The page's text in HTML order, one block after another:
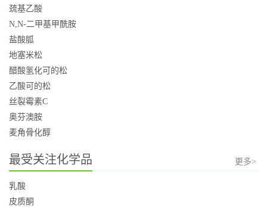
巯基乙酸
N,N-二甲基甲酰胺
盐酸胍
地塞米松
醋酸氢化可的松
乙酸可的松
丝裂霉素C
奥芬澳胺
麦角骨化醇
最受关注化学品 更多>
乳酸
皮质酮